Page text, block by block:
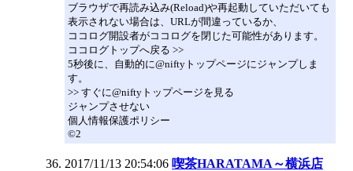
ブラウザで再読み込み(Reload)や再起動していただいても
表示されない場合は、URLが間違っているか、
ココログ開設者がココログを閉じた可能性があります。
ココログトップへ戻る >>
5秒後に、自動的に@niftyトップページにジャンプしま
す。
>> すぐに@niftyトップページを見る
ジャンプさせない
個人情報保護ポリシー
©2
2017/11/13 20:54:06 喫茶HARATAMA～横浜店